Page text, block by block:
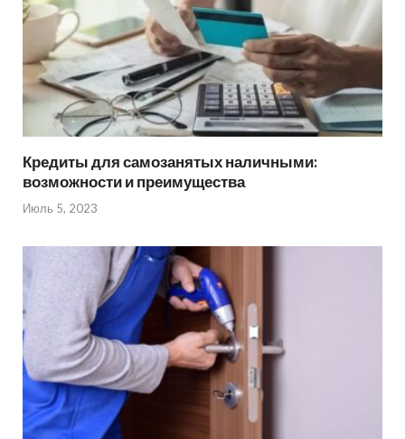
Кредиты для самозанятых наличными:
возможности и преимущества
Июль 5, 2023